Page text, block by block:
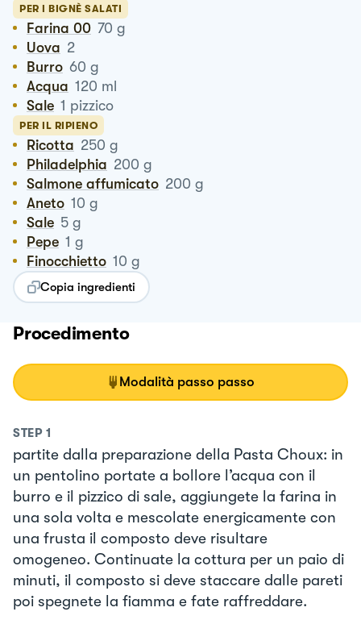
PER I BIGNÈ SALATI
Farina 00 70 g
Uova 2
Burro 60 g
Acqua 120 ml
Sale 1 pizzico
PER IL RIPIENO
Ricotta 250 g
Philadelphia 200 g
Salmone affumicato 200 g
Aneto 10 g
Sale 5 g
Pepe 1 g
Finocchietto 10 g
Copia ingredienti
Procedimento
Modalità passo passo
STEP 1
partite dalla preparazione della Pasta Choux: in
un pentolino portate a bollore l’acqua con il
burro e il pizzico di sale, aggiungete la farina in
una sola volta e mescolate energicamente con
una frusta il composto deve risultare
omogeneo. Continuate la cottura per un paio di
minuti, il composto si deve staccare dalle pareti
poi spegnete la fiamma e fate raffreddare.